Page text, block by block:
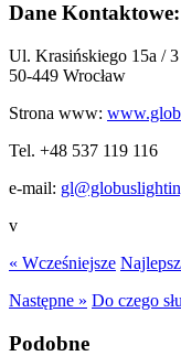
Dane Kontaktowe:
Ul. Krasińskiego 15a / 3
50-449 Wrocław
Strona www:
Tel. +48 537 119 116
e-mail:
v
« Wcześniejsze
Następne » Do czego
Podobne